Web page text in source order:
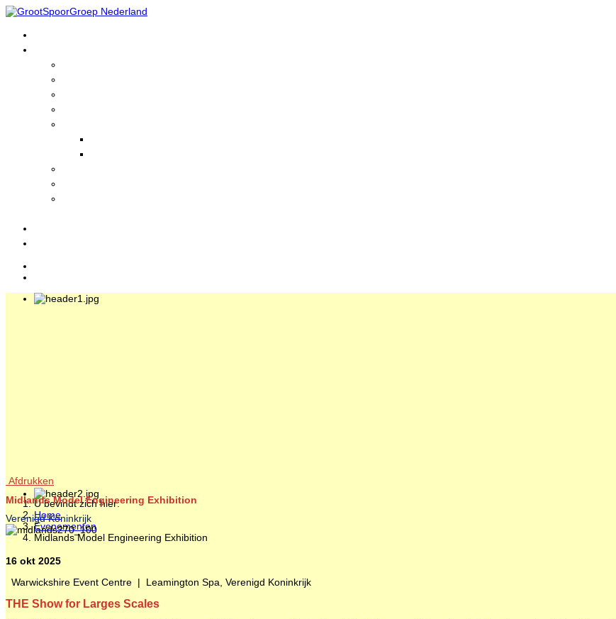
U bevindt zich hier:
Home
Evenementen
Midlands Model Engineering Exhibition
Afdrukken
Midlands Model Engineering Exhibition
Verenigd Koninkrijk
16 okt 2025
Warwickshire Event Centre | Leamington Spa, Verenigd Koninkrijk
THE Show for Larges Scales